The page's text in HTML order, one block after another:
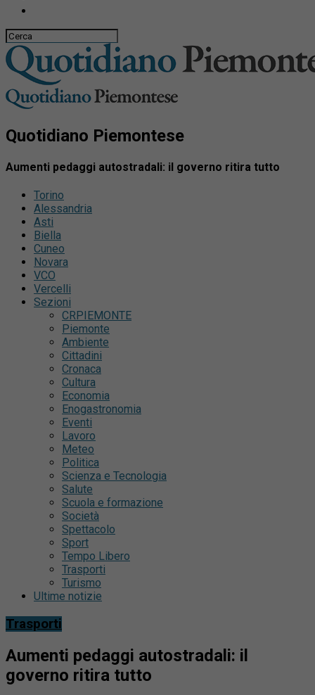
Quotidiano Piemontese
Aumenti pedaggi autostradali: il governo ritira tutto
Torino
Alessandria
Asti
Biella
Cuneo
Novara
VCO
Vercelli
Sezioni
CRPIEMONTE
Piemonte
Ambiente
Cittadini
Cronaca
Cultura
Economia
Enogastronomia
Eventi
Lavoro
Meteo
Politica
Scienza e Tecnologia
Salute
Scuola e formazione
Società
Spettacolo
Sport
Tempo Libero
Trasporti
Turismo
Ultime notizie
Trasporti
Aumenti pedaggi autostradali: il
governo ritira tutto